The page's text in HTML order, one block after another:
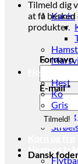
Gnaver
Kanin
Hov- og
Hest
Ko
Gris
Får
Tilmeld dig
at få
produkter.
Fornavn
E-mail*
Dansk